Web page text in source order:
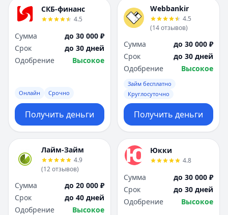
СКБ-финанс
4.5
Сумма
до 30 000 ₽
Срок
до 30 дней
Одобрение
Высокое
Онлайн Срочно
Получить деньги
Webbankir
4.5
(14отзывов)
Сумма
до 30 000 ₽
Срок
до 30 дней
Одобрение
Высокое
Займ бесплатно
Круглосуточно
Получить деньги
Лайм-Займ
4.9
(12отзывов)
Сумма
до 20 000 ₽
Срок
до 40 дней
Одобрение
Высокое
Юкки
4.8
Сумма
до 30 000 ₽
Срок
до 30 дней
Одобрение
Высокое